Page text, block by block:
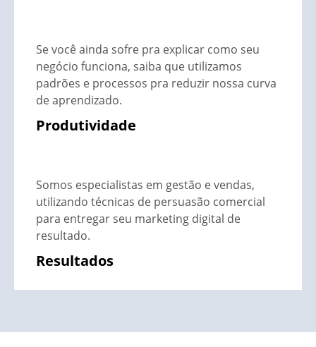
Se você ainda sofre pra explicar como seu
negócio funciona, saiba que utilizamos
padrões e processos pra reduzir nossa curva
de aprendizado.
Produtividade
Somos especialistas em gestão e vendas,
utilizando técnicas de persuasão comercial
para entregar seu marketing digital de
resultado.
Resultados